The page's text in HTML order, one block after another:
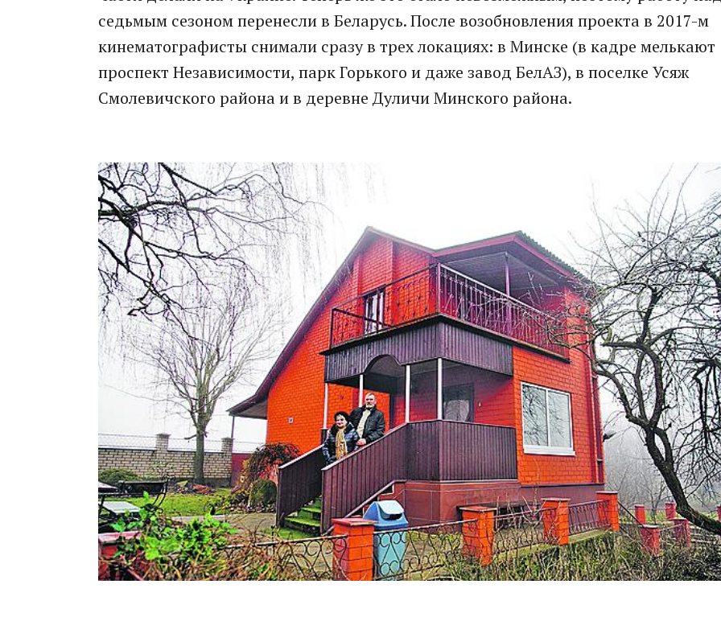
седьмым сезоном перенесли в Беларусь. После возобновления проекта в 2017-м
кинематографисты снимали сразу в трех локациях: в Минске (в кадре мелькают
проспект Независимости, парк Горького и даже завод БелАЗ), в поселке Усяж
Смолевичского района и в деревне Дуличи Минского района.